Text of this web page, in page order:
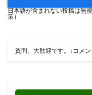
日本語が含まれない投稿は無
策）
質問、大歓迎です。↓コメン